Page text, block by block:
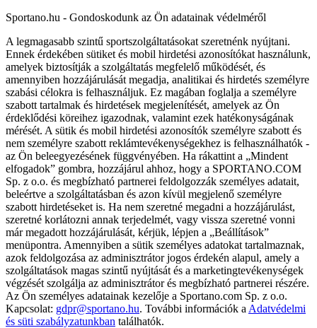
Sportano.hu - Gondoskodunk az Ön adatainak védelméről
A legmagasabb szintű sportszolgáltatásokat szeretnénk nyújtani.
Ennek érdekében sütiket és mobil hirdetési azonosítókat használunk,
amelyek biztosítják a szolgáltatás megfelelő működését, és
amennyiben hozzájárulását megadja, analitikai és hirdetés személyre
szabási célokra is felhasználjuk. Ez magában foglalja a személyre
szabott tartalmak és hirdetések megjelenítését, amelyek az Ön
érdeklődési köreihez igazodnak, valamint ezek hatékonyságának
mérését. A sütik és mobil hirdetési azonosítók személyre szabott és
nem személyre szabott reklámtevékenységekhez is felhasználhatók -
az Ön beleegyezésének függvényében. Ha rákattint a „Mindent
elfogadok” gombra, hozzájárul ahhoz, hogy a SPORTANO.COM
Sp. z o.o. és megbízható partnerei feldolgozzák személyes adatait,
beleértve a szolgáltatásban és azon kívül megjelenő személyre
szabott hirdetéseket is. Ha nem szeretné megadni a hozzájárulást,
szeretné korlátozni annak terjedelmét, vagy vissza szeretné vonni
már megadott hozzájárulását, kérjük, lépjen a „Beállítások”
menüpontra. Amennyiben a sütik személyes adatokat tartalmaznak,
azok feldolgozása az adminisztrátor jogos érdekén alapul, amely a
szolgáltatások magas szintű nyújtását és a marketingtevékenységek
végzését szolgálja az adminisztrátor és megbízható partnerei részére.
Az Ön személyes adatainak kezelője a Sportano.com Sp. z o.o.
Kapcsolat: gdpr@sportano.hu. További információk a Adatvédelmi
és süti szabályzatunkban találhatók.